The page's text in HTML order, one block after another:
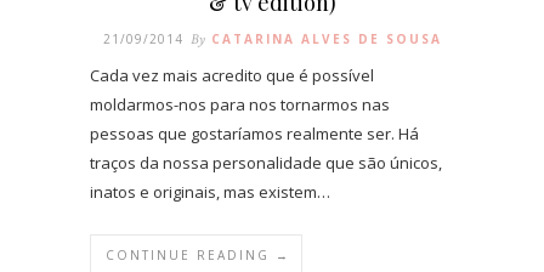
21/09/2014 By CATARINA ALVES DE SOUSA
Cada vez mais acredito que é possível
moldarmos-nos para nos tornarmos nas
pessoas que gostaríamos realmente ser. Há
traços da nossa personalidade que são únicos,
inatos e originais, mas existem…
CONTINUE READING →